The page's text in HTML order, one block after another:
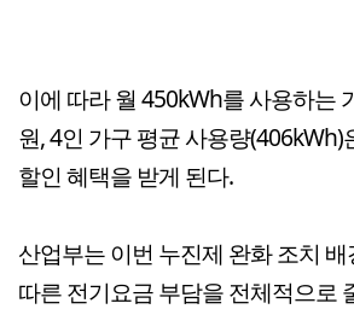
이에 따라 월 450kWh를 사용하는
원, 4인 가구 평균 사용량(406kWh)
할인 혜택을 받게 된다.
산업부는 이번 누진제 완화 조치 배
따른 전기요금 부담을 전체적으로